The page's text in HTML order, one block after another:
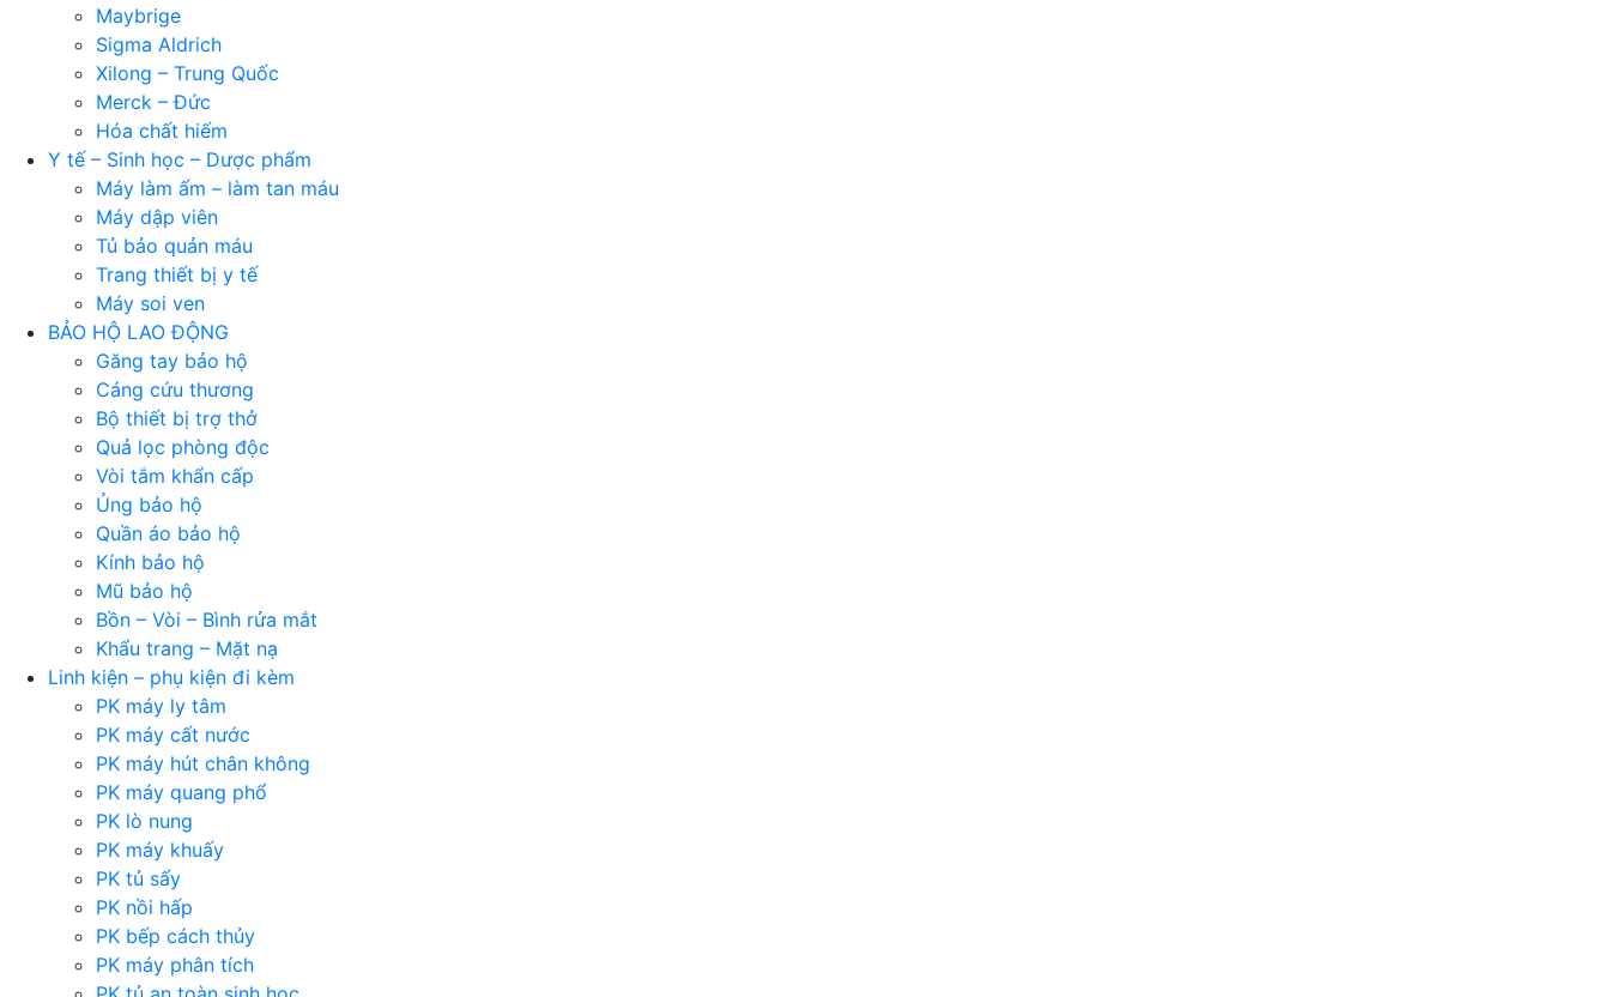
Maybrige
Sigma Aldrich
Xilong – Trung Quốc
Merck – Đức
Hóa chất hiếm
Y tế – Sinh học – Dược phẩm
Máy làm ấm – làm tan máu
Máy dập viên
Tủ bảo quản máu
Trang thiết bị y tế
Máy soi ven
BẢO HỘ LAO ĐỘNG
Găng tay bảo hộ
Cáng cứu thương
Bộ thiết bị trợ thở
Quả lọc phòng độc
Vòi tắm khẩn cấp
Ủng bảo hộ
Quần áo bảo hộ
Kính bảo hộ
Mũ bảo hộ
Bồn – Vòi – Bình rửa mắt
Khẩu trang – Mặt nạ
Linh kiện – phụ kiện đi kèm
PK máy ly tâm
PK máy cất nước
PK máy hút chân không
PK máy quang phổ
PK lò nung
PK máy khuấy
PK tủ sấy
PK nồi hấp
PK bếp cách thủy
PK máy phân tích